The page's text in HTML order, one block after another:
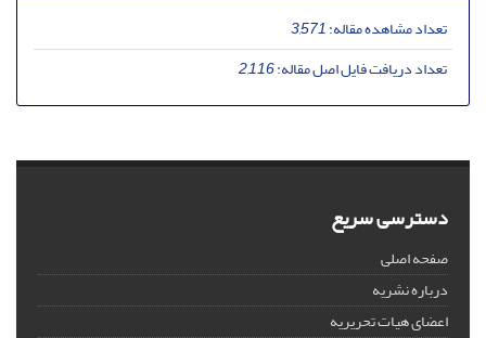
تعداد مشاهده مقاله:3,571
تعداد دریافت فایل اصل مقاله:2,116
دسترسی سریع
صفحه اصلی
درباره نشریه
اعضای هیات تحریریه